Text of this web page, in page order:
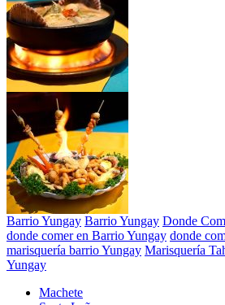
Barrio Yungay Barrio Yungay Donde
donde comer en Barrio Yungay donde
marisquería barrio Yungay Marisquería
Yungay
Machete